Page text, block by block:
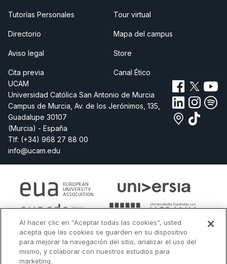
Tutorías Personales
Directorio
Aviso legal
Cita previa
Tour virtual
Mapa del campus
Store
Canal Ético
UCAM
Universidad Católica San Antonio de Murcia
Campus de Murcia, Av. de los Jerónimos, 135,
Guadalupe 30107
(Murcia) - España
Tlf: (+34) 968 27 88 00
info@ucam.edu
Al hacer clic en “Aceptar todas las cookies”, usted
acepta que las cookies se guarden en su dispositivo
para mejorar la navegación del sitio, analizar el uso del
mismo, y colaborar con nuestros estudios para
marketing.